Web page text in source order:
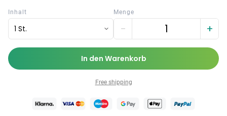
Inhalt
1 St.
Menge
− +
In den Warenkorb
Free shipping